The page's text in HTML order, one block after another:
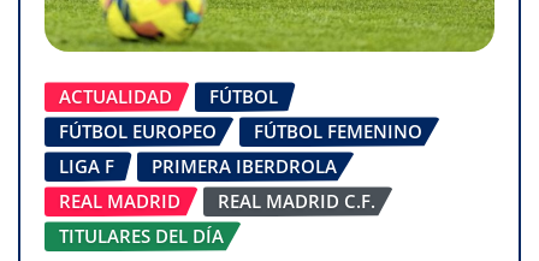
ACTUALIDAD
FÚTBOL
FÚTBOL EUROPEO
FÚTBOL FEMENINO
LIGA F
PRIMERA IBERDROLA
REAL MADRID
REAL MADRID C.F.
TITULARES DEL DÍA